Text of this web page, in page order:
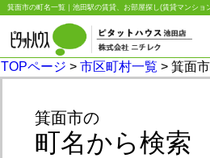
TOPページ > 市区町村一覧 > 箕面
箕面市の
町名から検索